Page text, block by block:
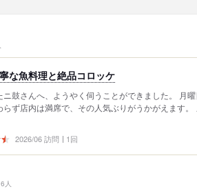
な魚料理と絶品コロッケ
鼓さんへ、ようやく伺うことができました。 月
ず店内は満席で、その人気ぶりがうかがえます。
2026/06 訪問 1回
人